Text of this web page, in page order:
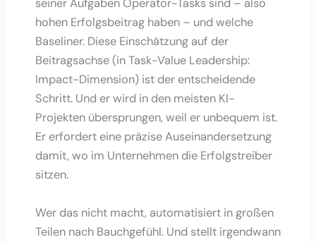
seiner Aufgaben Operator-Tasks sind – also
hohen Erfolgsbeitrag haben – und welche
Baseliner. Diese Einschätzung auf der
Beitragsachse (in Task-Value Leadership:
Impact-Dimension) ist der entscheidende
Schritt. Und er wird in den meisten KI-
Projekten übersprungen, weil er unbequem ist.
Er erfordert eine präzise Auseinandersetzung
damit, wo im Unternehmen die Erfolgstreiber
sitzen.
Wer das nicht macht, automatisiert in großen
Teilen nach Bauchgefühl. Und stellt irgendwann